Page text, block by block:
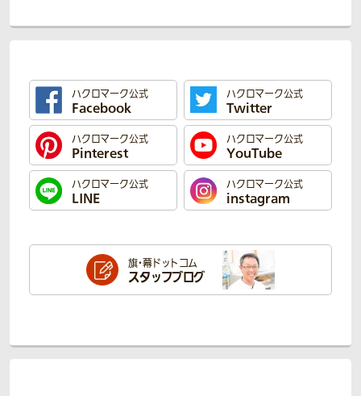
ハクロマーク公式
Facebook
ハクロマーク公式
Twitter
ハクロマーク公式
Pinterest
ハクロマーク公式
YouTube
ハクロマーク公式
LINE
ハクロマーク公式
instagram
旗・幕ドットコム
スタッフブログ